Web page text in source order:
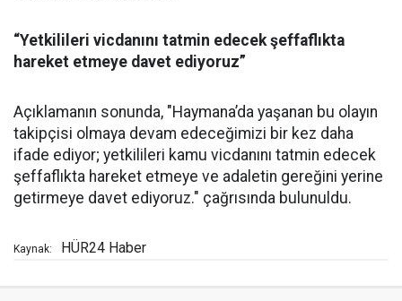
“Yetkilileri vicdanını tatmin edecek şeffaflıkta
hareket etmeye davet ediyoruz”
Açıklamanın sonunda, "Haymana’da yaşanan bu olayın
takipçisi olmaya devam edeceğimizi bir kez daha
ifade ediyor; yetkilileri kamu vicdanını tatmin edecek
şeffaflıkta hareket etmeye ve adaletin gereğini yerine
getirmeye davet ediyoruz." çağrısında bulunuldu.
Kaynak: HÜR24 Haber